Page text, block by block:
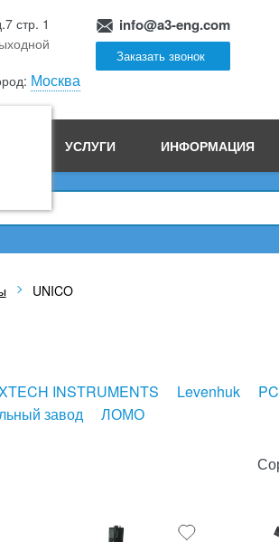
стр. 1
Москва
info@a3-eng.com
Заказать звонок
УСЛУГИ ИНФОРМАЦИЯ
UNICO
INSTRUMENTS Levenhuk
завод
ЛОМО